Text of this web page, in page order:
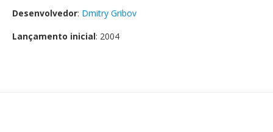
Desenvolvedor: Dmitry Gribov
Lançamento inicial: 2004